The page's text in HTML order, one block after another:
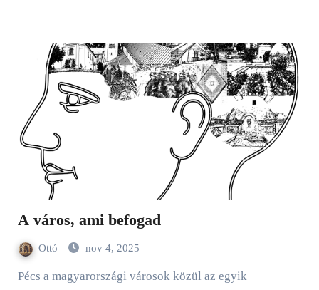
A város, ami befogad
Ottó nov 4, 2025
Pécs a magyarországi városok közül az egyik